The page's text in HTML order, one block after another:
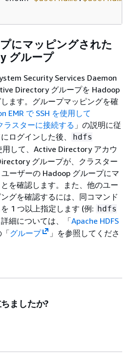
にマッピングされた
グループ
Security Services Daemon
Directory グループを Hadoop
ます。グループマッピングを確
EMR で SSH を使用して
ラスターに接続する 」の説明に従
ログインした後、
hdfs
用して、Active Directory アカウ
グループが、クラスター
ーザーの Hadoop グループにマ
を確認します。また、他のユー
グを確認するには、同コマンド
1 つ以上指定します (例: hdfs
細については、「Apache HDFS
「グループ
」を参照してくださ
ましたか?